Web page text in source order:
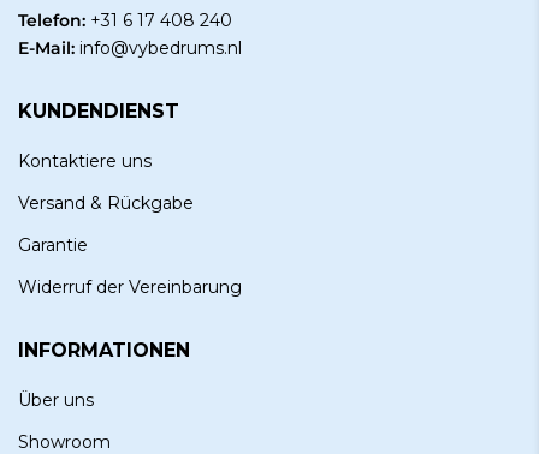
Telefon: +31 6 17 408 240
E-Mail: info@vybedrums.nl
KUNDENDIENST
Kontaktiere uns
Versand & Rückgabe
Garantie
Widerruf der Vereinbarung
INFORMATIONEN
Über uns
Showroom